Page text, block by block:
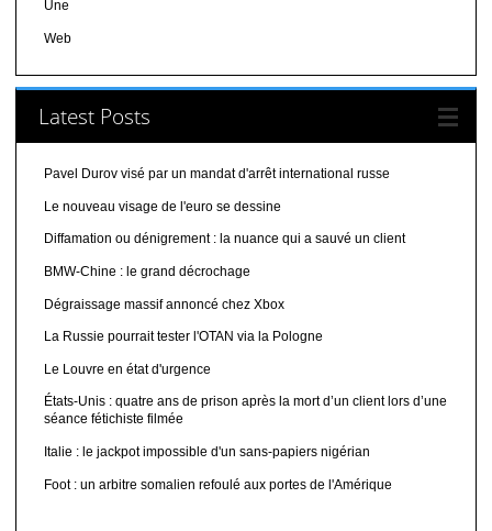
Une
Web
Latest Posts
Pavel Durov visé par un mandat d'arrêt international russe
Le nouveau visage de l'euro se dessine
Diffamation ou dénigrement : la nuance qui a sauvé un client
BMW-Chine : le grand décrochage
Dégraissage massif annoncé chez Xbox
La Russie pourrait tester l'OTAN via la Pologne
Le Louvre en état d'urgence
États-Unis : quatre ans de prison après la mort d’un client lors d’une
séance fétichiste filmée
Italie : le jackpot impossible d'un sans-papiers nigérian
Foot : un arbitre somalien refoulé aux portes de l'Amérique